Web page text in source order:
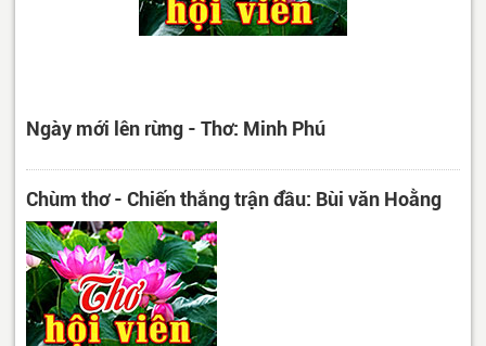
Ngày mới lên rừng - Thơ: Minh Phú
Chùm thơ - Chiến thắng trận đầu: Bùi văn Hoằng